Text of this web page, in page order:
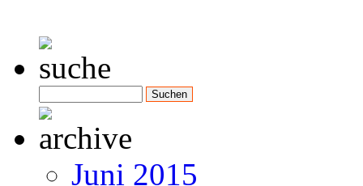
Juni 2015